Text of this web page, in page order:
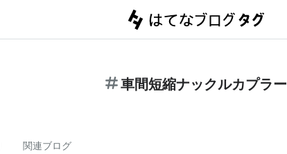
車間短縮ナックルカプラー
関連ブログ